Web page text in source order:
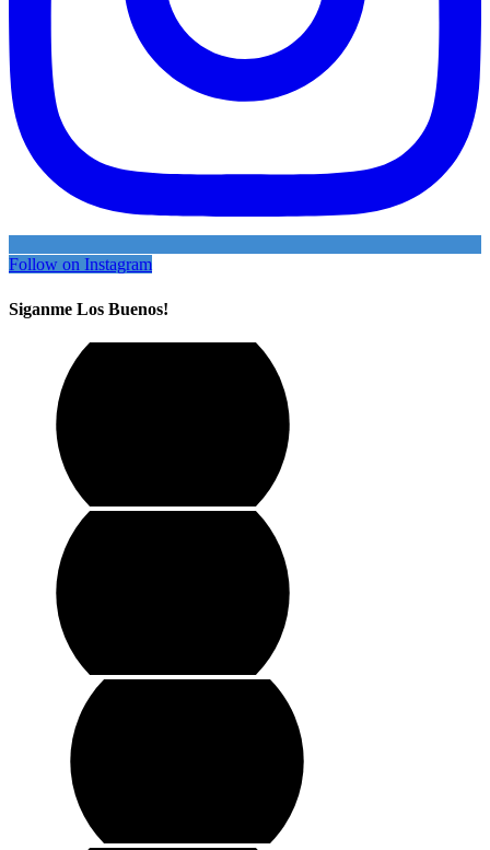
Follow on Instagram
Siganme Los Buenos!